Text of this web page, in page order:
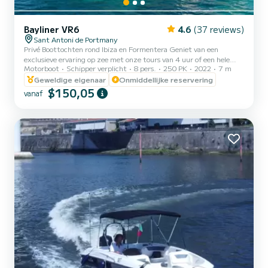
Bayliner VR6 4.6 (37 reviews)
Sant Antoni de Portmany
Privé Boottochten rond Ibiza en Formentera Geniet van een
exclusieve ervaring op zee met onze tours van 4 uur of een hele
dag. Jij kiest de route en het tijdstip dat jou het beste uitkomt.
Alles inbegrepen: boot, schipper en brandstof. Geen extra kosten.
Het zijn privétochten — je deelt de boot niet met anderen. Vertrek
vanaf de jachthaven van San Antonio de Portmany.
Bassa, Cala Comte & Verborgen Baaien — 4 uur Een onvergetelijke
to...
Motorboot Schipper verplicht 8 pers. 250 PK 2022
7 m
Geweldige eigenaar
Onmiddellijke reservering
vanaf $150,05